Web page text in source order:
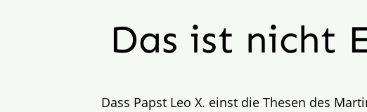
Das ist nicht
Dass Papst Leo X. einst die Thesen des